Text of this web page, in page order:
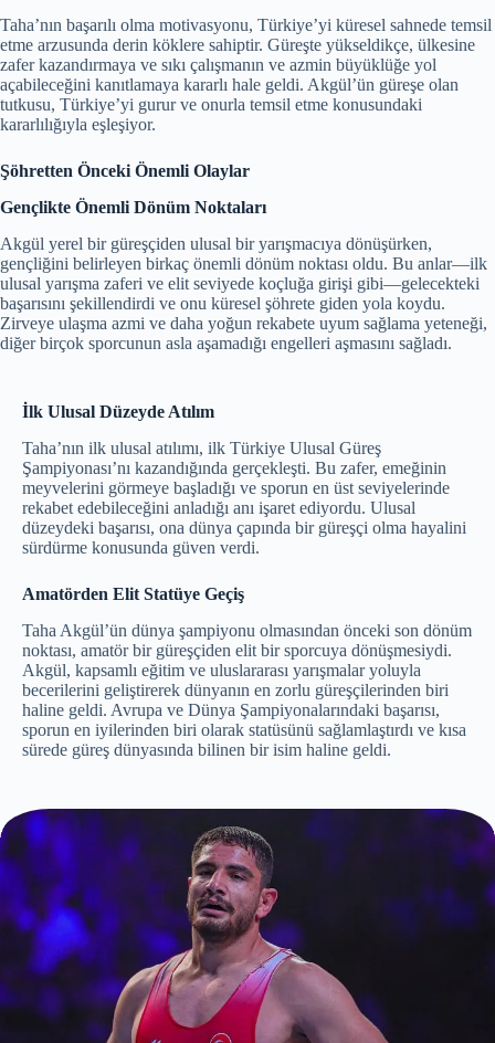
Taha’nın başarılı olma motivasyonu, Türkiye’yi küresel sahnede temsil
etme arzusunda derin köklere sahiptir. Güreşte yükseldikçe, ülkesine
zafer kazandırmaya ve sıkı çalışmanın ve azmin büyüklüğe yol
açabileceğini kanıtlamaya kararlı hale geldi. Akgül’ün güreşe olan
tutkusu, Türkiye’yi gurur ve onurla temsil etme konusundaki
kararlılığıyla eşleşiyor.
Şöhretten Önceki Önemli Olaylar
Gençlikte Önemli Dönüm Noktaları
Akgül yerel bir güreşçiden ulusal bir yarışmacıya dönüşürken,
gençliğini belirleyen birkaç önemli dönüm noktası oldu. Bu anlar—ilk
ulusal yarışma zaferi ve elit seviyede koçluğa girişi gibi—gelecekteki
başarısını şekillendirdi ve onu küresel şöhrete giden yola koydu.
Zirveye ulaşma azmi ve daha yoğun rekabete uyum sağlama yeteneği,
diğer birçok sporcunun asla aşamadığı engelleri aşmasını sağladı.
İlk Ulusal Düzeyde Atılım
Taha’nın ilk ulusal atılımı, ilk Türkiye Ulusal Güreş
Şampiyonası’nı kazandığında gerçekleşti. Bu zafer, emeğinin
meyvelerini görmeye başladığı ve sporun en üst seviyelerinde
rekabet edebileceğini anladığı anı işaret ediyordu. Ulusal
düzeydeki başarısı, ona dünya çapında bir güreşçi olma hayalini
sürdürme konusunda güven verdi.
Amatörden Elit Statüye Geçiş
Taha Akgül’ün dünya şampiyonu olmasından önceki son dönüm
noktası, amatör bir güreşçiden elit bir sporcuya dönüşmesiydi.
Akgül, kapsamlı eğitim ve uluslararası yarışmalar yoluyla
becerilerini geliştirerek dünyanın en zorlu güreşçilerinden biri
haline geldi. Avrupa ve Dünya Şampiyonalarındaki başarısı,
sporun en iyilerinden biri olarak statüsünü sağlamlaştırdı ve kısa
sürede güreş dünyasında bilinen bir isim haline geldi.